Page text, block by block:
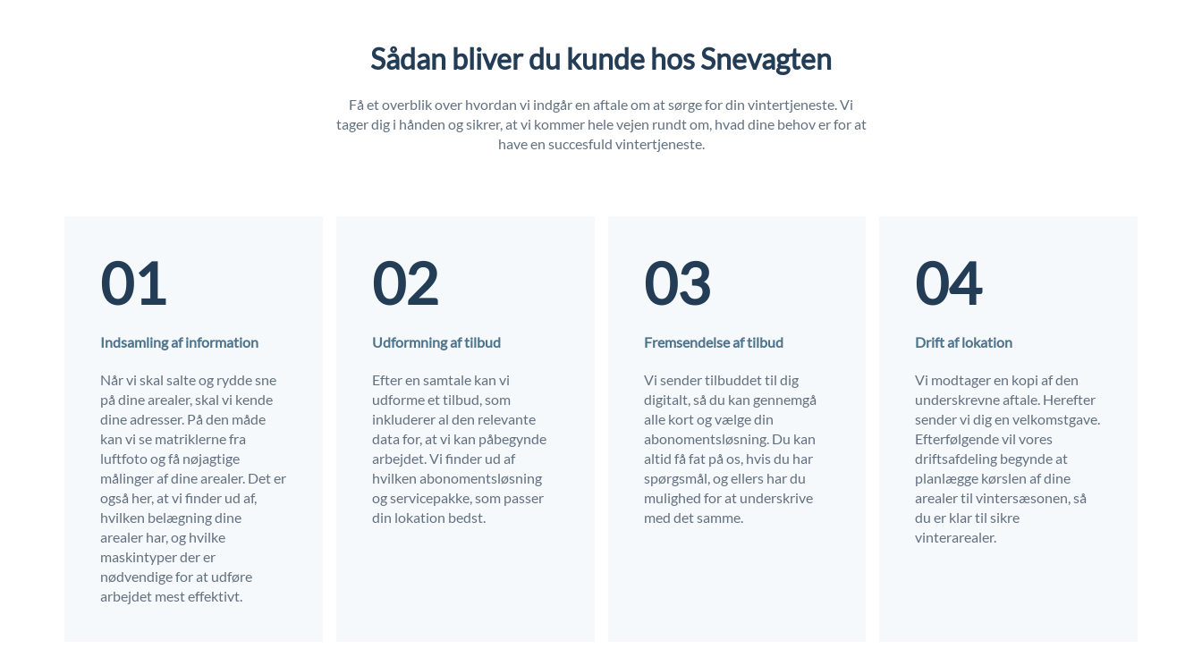
Sådan bliver du kunde hos Snevagten
Få et overblik over hvordan vi indgår en aftale om at sørge for din vintertjeneste. Vi
tager dig i hånden og sikrer, at vi kommer hele vejen rundt om, hvad dine behov er for at
have en succesfuld vintertjeneste.
01
Indsamling af information
Når vi skal salte og rydde sne
på dine arealer, skal vi kende
dine adresser. På den måde
kan vi se matriklerne fra
luftfoto og få nøjagtige
målinger af dine arealer. Det er
også her, at vi finder ud af,
hvilken belægning dine
arealer har, og hvilke
maskintyper der er
nødvendige for at udføre
arbejdet mest effektivt.
02
Udformning af tilbud
Efter en samtale kan vi
udforme et tilbud, som
inkluderer al den relevante
data for, at vi kan påbegynde
arbejdet. Vi finder ud af
hvilken abonomentsløsning
og servicepakke, som passer
din lokation bedst.
03
Fremsendelse af tilbud
Vi sender tilbuddet til dig
digitalt, så du kan gennemgå
alle kort og vælge din
abonomentsløsning. Du kan
altid få fat på os, hvis du har
spørgsmål, og ellers har du
mulighed for at underskrive
med det samme.
04
Drift af lokation
Vi modtager en kopi af den
underskrevne aftale. Herefter
sender vi dig en velkomstgave.
Efterfølgende vil vores
driftsafdeling begynde at
planlægge kørslen af dine
arealer til vintersæsonen, så
du er klar til sikre
vinterarealer.